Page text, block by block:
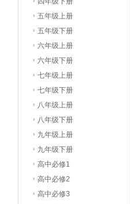
五年级上册
五年级下册
六年级上册
六年级下册
七年级上册
七年级下册
八年级上册
八年级下册
九年级上册
九年级下册
高中必修1
高中必修2
高中必修3